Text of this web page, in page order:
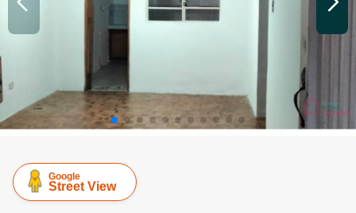
Google
Street View